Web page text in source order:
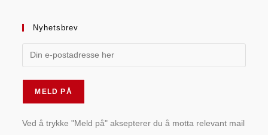
Nyhetsbrev
Ved å trykke "Meld på" aksepterer du å motta relevant mail